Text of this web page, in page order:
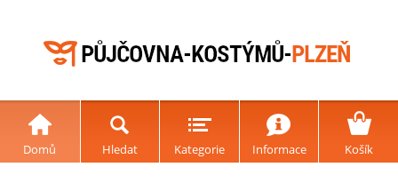
Domů Hledat Kategorie Informace Košík